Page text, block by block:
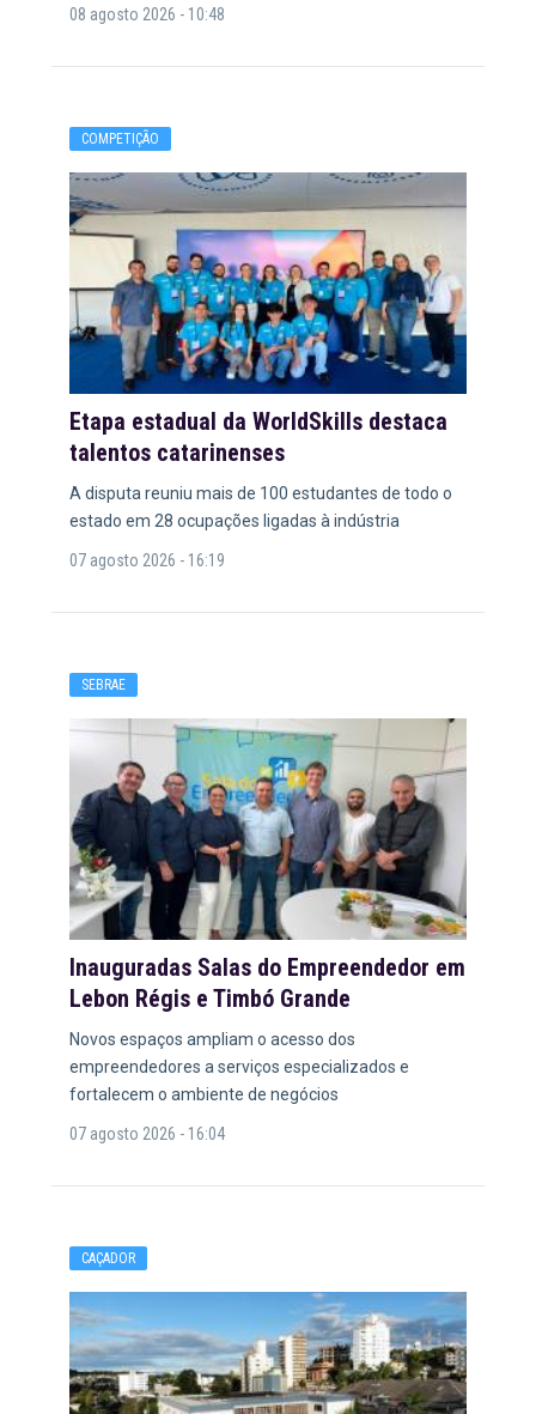
08 agosto 2026 - 10:48
COMPETIÇÃO
Etapa estadual da WorldSkills destaca
talentos catarinenses
A disputa reuniu mais de 100 estudantes de todo o
estado em 28 ocupações ligadas à indústria
07 agosto 2026 - 16:19
SEBRAE
Inauguradas Salas do Empreendedor em
Lebon Régis e Timbó Grande
Novos espaços ampliam o acesso dos
empreendedores a serviços especializados e
fortalecem o ambiente de negócios
07 agosto 2026 - 16:04
CAÇADOR